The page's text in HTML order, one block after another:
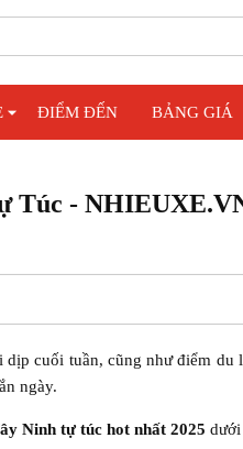
ĐIỂM ĐẾN BẢNG GIÁ
Túc -
dịp cuối tuần, cũng như điểm
ngày.
Ninh tự túc hot nhất 2025